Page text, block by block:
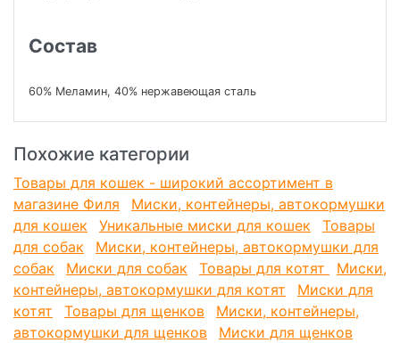
Состав
60% Меламин, 40% нержавеющая сталь
Похожие категории
Товары для кошек - широкий ассортимент в
магазине Филя
Миски, контейнеры, автокормушки
для кошек
Уникальные миски для кошек
Товары
для собак
Миски, контейнеры, автокормушки для
собак
Миски для собак Товары для котят
Миски,
контейнеры, автокормушки для котят
Миски для
котят
Товары для щенков
Миски, контейнеры,
автокормушки для щенков
Миски для щенков